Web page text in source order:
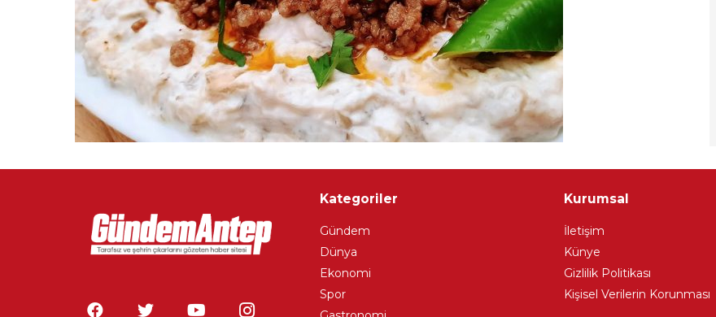
Kategoriler
Gündem
Dünya
Ekonomi
Spor
Kurumsal
İletişim
Künye
Gizlilik Politikası
Kişisel Verilerin Korunması